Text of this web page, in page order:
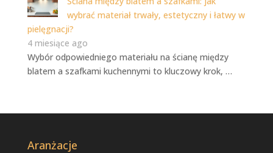
wybrać materiał trwały, estetyczny i łatwy w
pielęgnacji?
4 miesiące ago
Wybór odpowiedniego materiału na ścianę między
blatem a szafkami kuchennymi to kluczowy krok, …
Aranżacje